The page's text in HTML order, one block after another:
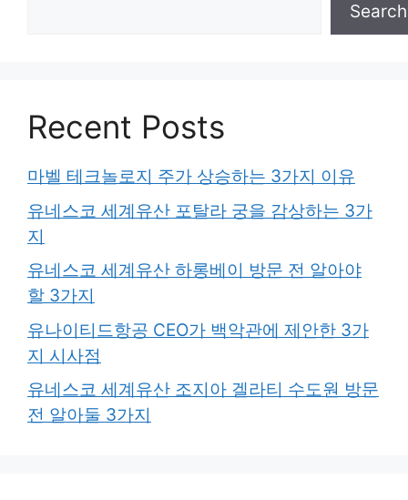
Search
Recent Posts
마벨 테크놀로지 주가 상승하는 3가지 이유
유네스코 세계유산 포탈라 궁을 감상하는 3가
지
유네스코 세계유산 하롱베이 방문 전 알아야
할 3가지
유나이티드항공 CEO가 백악관에 제안한 3가
지 시사점
유네스코 세계유산 조지아 겔라티 수도원 방문
전 알아둘 3가지